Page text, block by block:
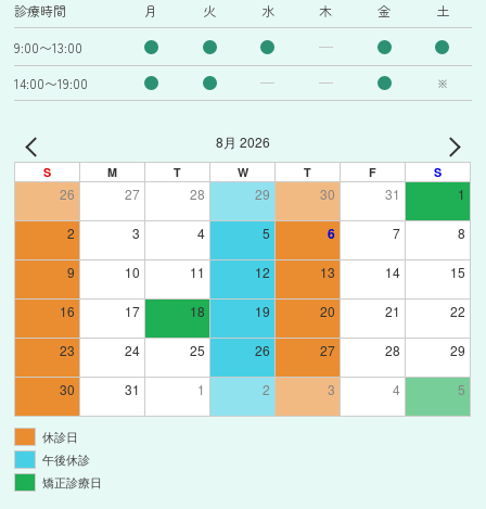
診療時間 月 火 水 木 金 土
9:00〜13:00
14:00〜19:00
※
8月 2026
S M T W T F S
26 27 28 29 30 31 1
2 3 4 5 6 7 8
9 10 11 12 13 14 15
16 17 18 19 20 21 22
23 24 25 26 27 28 29
30 31 1 2 3 4 5
休診日
午後休診
矯正診療日